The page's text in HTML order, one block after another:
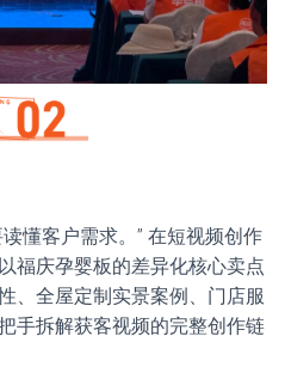
懂客户需求。” 在短视频创作
福庆孕婴板的差异化核心卖点
、全屋定制实景案例、门店服
手拆解获客视频的完整创作链